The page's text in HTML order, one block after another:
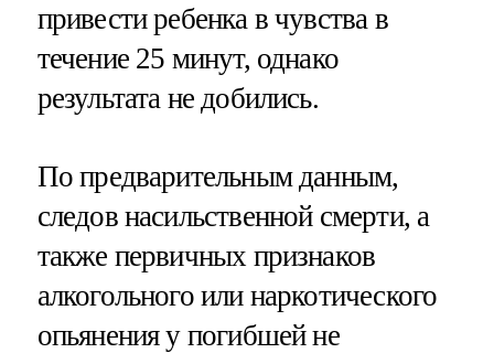
привести ребенка в чувства в
течение 25 минут, однако
результата не добились.
По предварительным данным,
следов насильственной смерти, а
также первичных признаков
алкогольного или наркотического
опьянения у погибшей не